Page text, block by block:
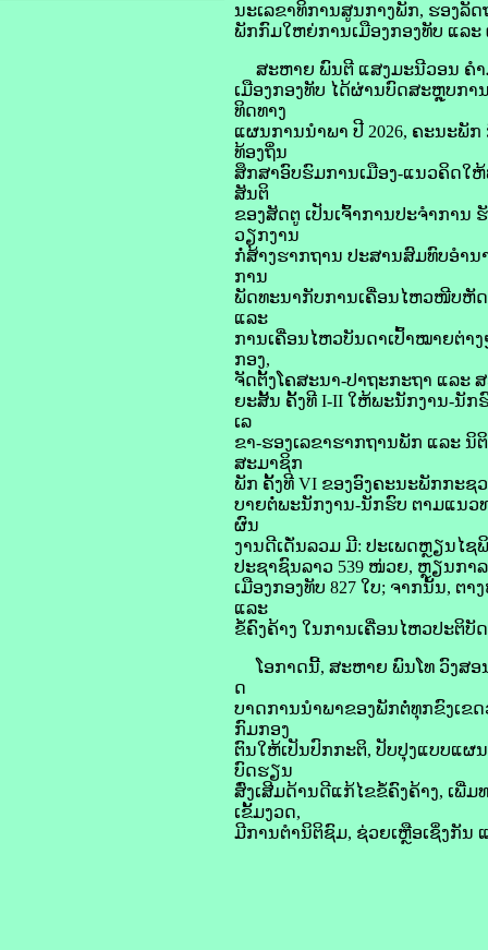
ນະເລຂາທິການສູນກາງພັກ, ຮອງລັ
ພັກກົມໃຫຍ່ການເມືອງກອງທັບ ແລ
ສະຫາຍ ພົນຕີ ແສງມະນີວອນ ຄໍາ
ເມືອງກອງທັບ ໄດ້ຜ່ານບົດສະຫຼຸບກາ
ທິດທາງ
ແຜນການນໍາພາ ປີ 2026, ຄະນະພັ
ທ້ອງຖິ່ນ
ສຶກສາອົບຮົມການເມືອງ-ແນວຄິດໃ
ສັນຕິ
ຂອງສັດຕູ ເປັນເຈົ້າການປະຈຳການ
ວຽກງານ
ກໍ່ສ້າງຮາກຖານ ປະສານສົມທົບອໍາ
ການ
ພັດທະນາກັບການເຄື່ອນໄຫວໜີບຫັ
ແລະ
ການເຄື່ອນໄຫວບັນດາເປົ້າໝາຍຕ່າ
ກອງ,
ຈັດຕັ້ງໂຄສະນາ-ປາຖະກະຖາ ແລະ
ຍະສັ້ນ ຄັ້ງທີ I-II ໃຫ້ພະນັກງານ-ນັກ
ເລ
ຂາ-ຮອງເລຂາຮາກຖານພັກ ແລະ
ສະມາຊິກ
ພັກ ຄັ້ງທີ VI ຂອງອົງຄະນະພັກກະຊ
ບາຍຕໍ່ພະນັກງານ-ນັກຮົບ ຕາມແນວ
ຜົນ
ງານດີເດັ່ນລວມ ມີ: ປະເພດຫຼຽນໄ
ປະຊາຊົນລາວ 539 ໜ່ວຍ, ຫຼຽນກາ
ເມືອງກອງທັບ 827 ໃບ; ຈາກນັ້ນ,
ແລະ
ຂໍ້ຄົງຄ້າງ ໃນການເຄື່ອນໄຫວປະຕິບັ
ໂອກາດນີ້, ສະຫາຍ ພົນໂທ ວົງສອ
ດ
ບາດການນໍາພາຂອງພັກຕໍ່ທຸກຂົງເຂ
ກົມກອງ
ຕົນໃຫ້ເປັນປົກກະຕິ, ປັບປຸງແບບແຜ
ບົດຮຽນ
ສົ່ງເສີມດ້ານດີແກ້ໄຂຂໍ້ຄົງຄ້າງ, ເພີ່
ເຂັ້ມງວດ,
ມີການຕຳນິຕິຊົມ, ຊ່ວຍເຫຼືອເຊິ່ງກັນ